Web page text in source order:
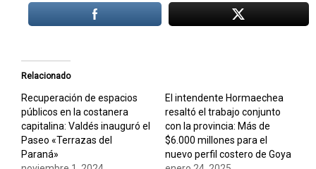
Relacionado
Recuperación de espacios
públicos en la costanera
capitalina: Valdés inauguró el
Paseo «Terrazas del
Paraná»
El intendente Hormaechea
resaltó el trabajo conjunto
con la provincia: Más de
$6.000 millones para el
nuevo perfil costero de Goya